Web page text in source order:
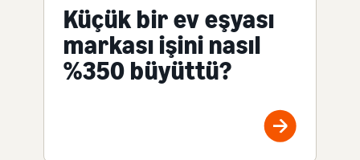
Küçük bir ev eşyası
markası işini nasıl
%350 büyüttü?